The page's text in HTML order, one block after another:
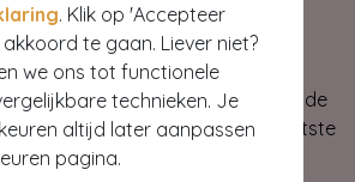
. Klik op 'Accepteer
te gaan. Liever niet?
we ons tot functionele
technieken. Je
altijd later aanpassen
pagina.
IN & ONTVANG 10%
nieuwsbrief. Zo ben je altijd op de
& exclusieve collecties, laatste
en giveaways.